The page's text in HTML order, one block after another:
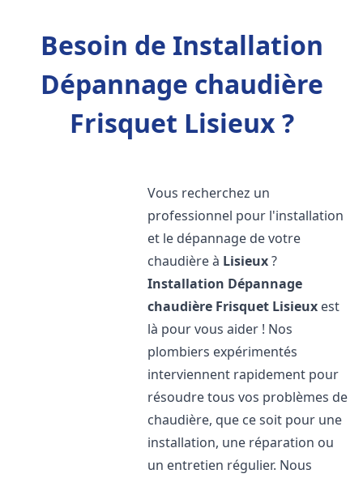
Besoin de Installation
Dépannage chaudière
Frisquet Lisieux ?
Vous recherchez un
professionnel pour l'installation
et le dépannage de votre
chaudière à Lisieux?
Installation Dépannage
chaudière Frisquet Lisieux est
là pour vous aider ! Nos
plombiers expérimentés
interviennent rapidement pour
résoudre tous vos problèmes de
chaudière, que ce soit pour une
installation, une réparation ou
un entretien régulier. Nous